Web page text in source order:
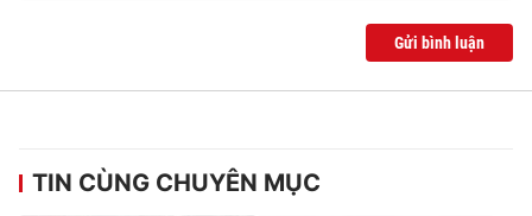
Gửi bình luận
TIN CÙNG CHUYÊN MỤC